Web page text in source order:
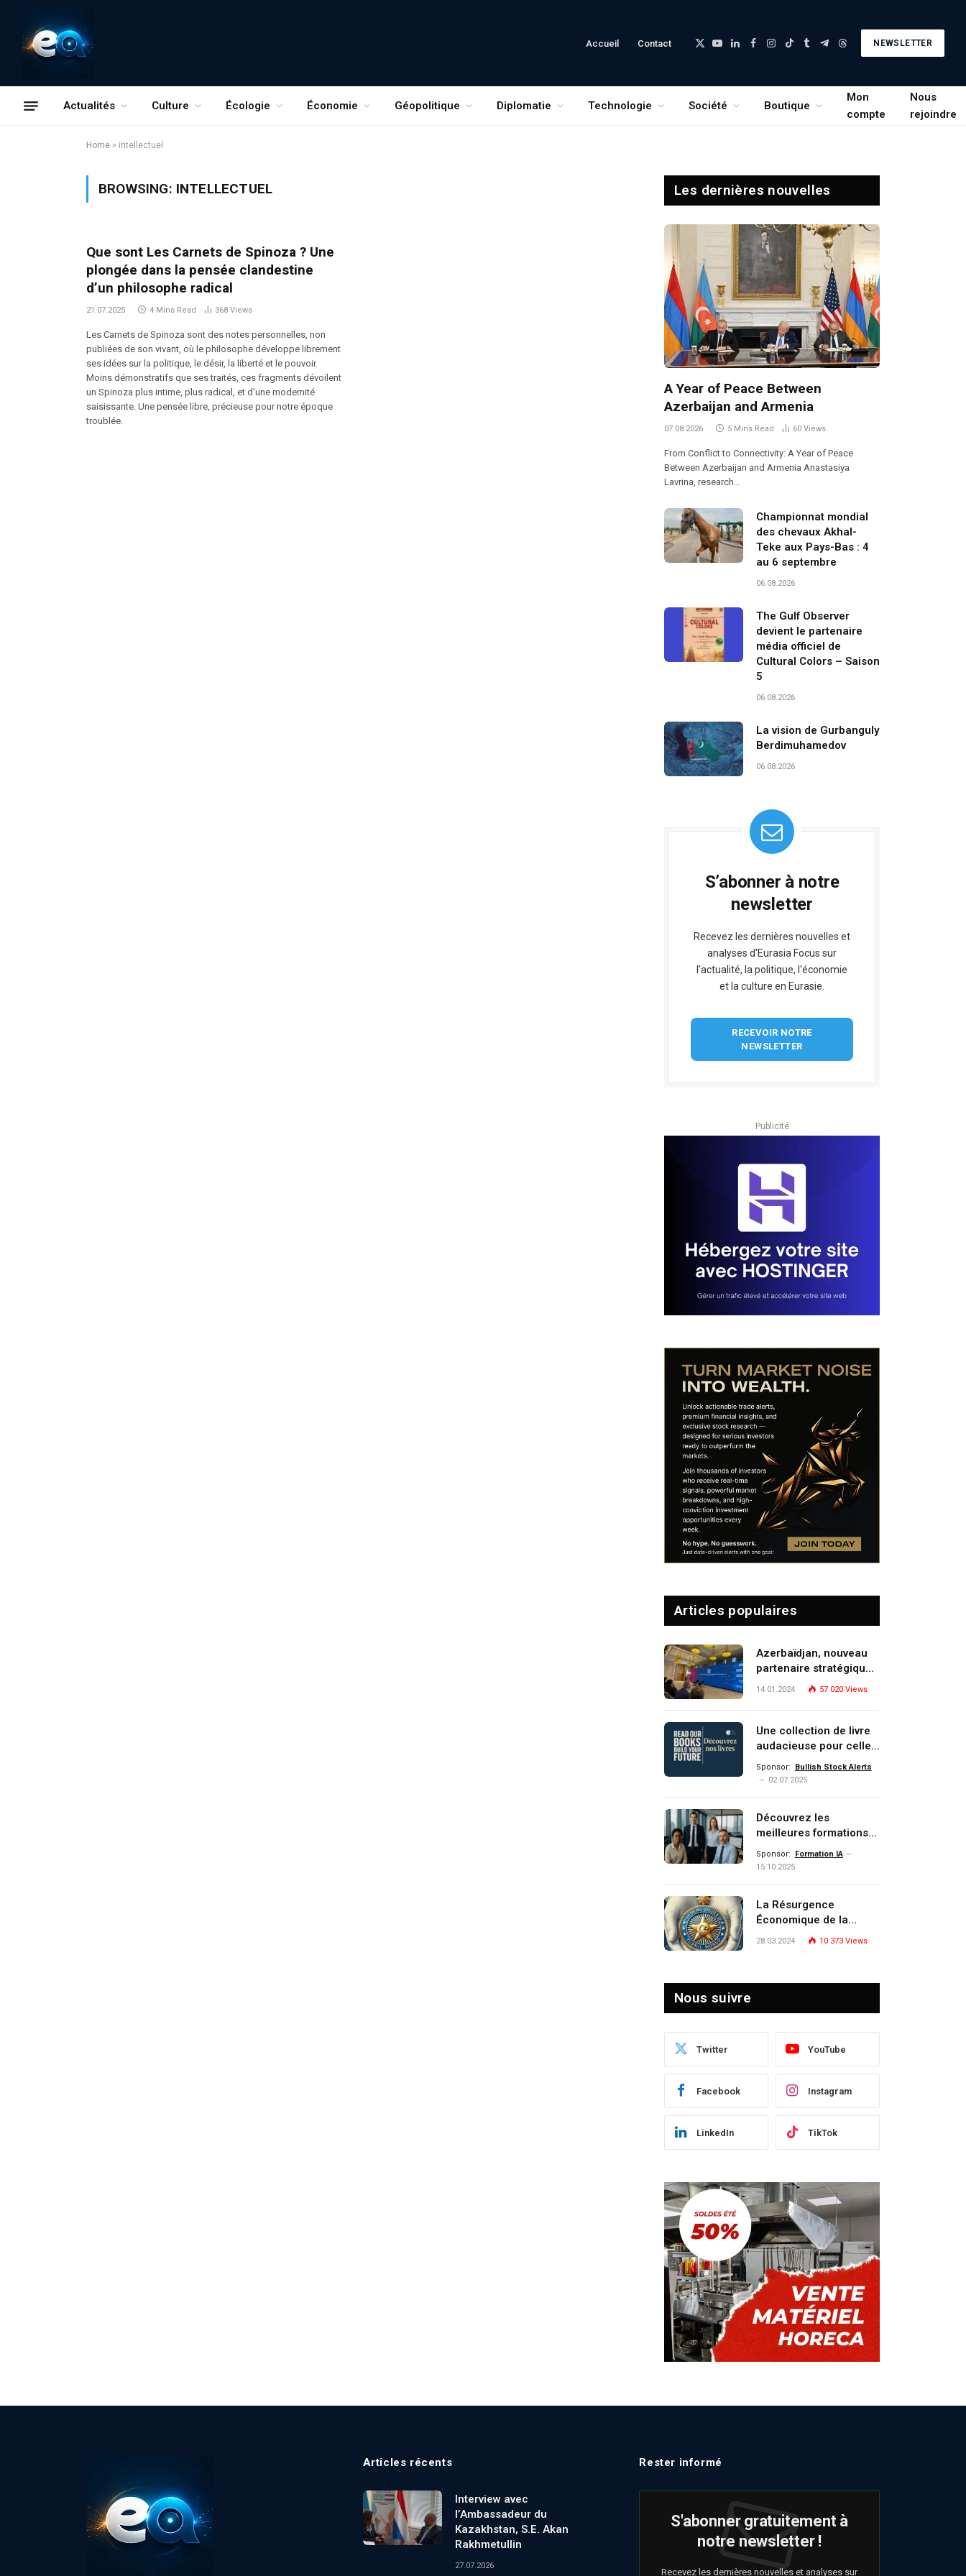
Accueil Contact
X
YouTube
LinkedInFacebook
Instagram
TikTokTumblrTelegramThreads
NEWSLETTER
Actualités Culture Écologie Économie Géopolitique Diplomatie Technologie Société Boutique
Mon
compte
Nous
rejoindre
Home » intellectuel
BROWSING: INTELLECTUEL
Que sont Les Carnets de Spinoza ? Une
plongée dans la pensée clandestine
d’un philosophe radical
21.07.2025 4 Mins Read 368 Views
Les Carnets de Spinoza sont des notes personnelles, non
publiées de son vivant, où le philosophe développe librement
ses idées sur la politique, le désir, la liberté et le pouvoir.
Moins démonstratifs que ses traités, ces fragments dévoilent
un Spinoza plus intime, plus radical, et d’une modernité
saisissante. Une pensée libre, précieuse pour notre époque
troublée.
Les dernières nouvelles
A Year of Peace Between
Azerbaijan and Armenia
07.08.2026 5 Mins Read 60 Views
From Conflict to Connectivity: A Year of Peace
Between Azerbaijan and Armenia Anastasiya
Lavrina, research…
Championnat mondial
des chevaux Akhal-
Teke aux Pays-Bas : 4
au 6 septembre
06.08.2026
The Gulf Observer
devient le partenaire
média officiel de
Cultural Colors – Saison
5
06.08.2026
La vision de Gurbanguly
Berdimuhamedov
06.08.2026
S’abonner à notre
newsletter
Recevez les dernières nouvelles et
analyses d'Eurasia Focus sur
l'actualité, la politique, l'économie
et la culture en Eurasie.
RECEVOIR NOTRE
NEWSLETTER
Publicité
Articles populaires
Azerbaïdjan, nouveau
partenaire stratégique
de l’Union européenne
14.01.2024 57 020 Views
Une collection de livre
audacieuse pour celles
et ceux qui veulent
comprendre, investir et
Sponsor:
Bullish Stock Alerts
02.07.2025
Découvrez les
meilleures formations
Data, IA, automatisation
et investissement
écosystème d’experts
Sponsor:
Formation IA
15.10.2025
La Résurgence
Économique de la
Turquie : Naviguer dans
28.03.2024 10 373 Views
Nous suivre
Twitter YouTube
Facebook Instagram
LinkedIn TikTok
Articles récents
Interview avec
l’Ambassadeur du
Kazakhstan, S.E. Akan
Rakhmetullin
27.07.2026
Rester informé
S'abonner gratuitement à
notre newsletter !
Recevez les dernières nouvelles et analyses sur